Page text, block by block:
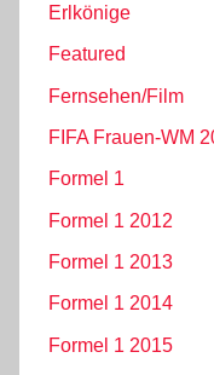
Erlkönige
Featured
Fernsehen/Film
FIFA Frauen-WM
Formel 1
Formel 1 2012
Formel 1 2013
Formel 1 2014
Formel 1 2015